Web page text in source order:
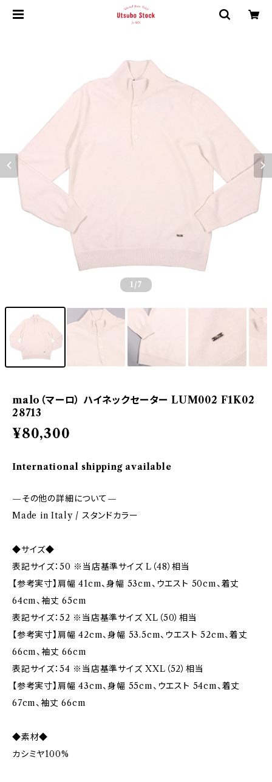
1 /7
malo（マーロ） ハイネックセーター LUM002 F1K02
28713
¥80,300
International shipping available
—その他の詳細について—
Made in Italy / スタンドカラー
◆サイズ◆
表記サイズ：50 ※当店基準サイズ L（48）相当
【参考実寸】肩幅 41cm、身幅 53cm、ウエスト 50cm、着丈
64cm、袖丈 65cm
表記サイズ：52 ※当店基準サイズ XL（50）相当
【参考実寸】肩幅 42cm、身幅 53.5cm、ウエスト 52cm、着丈
66cm、袖丈 66cm
表記サイズ：54 ※当店基準サイズ XXL（52）相当
【参考実寸】肩幅 43cm、身幅 55cm、ウエスト 54cm、着丈
67cm、袖丈 66cm
◆素材◆
カシミヤ100%